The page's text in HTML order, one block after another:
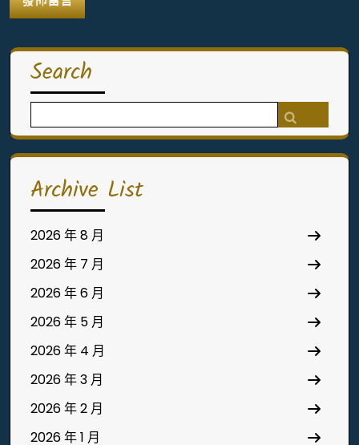
Search
for:
Archive List
2026 年 8 月
2026 年 7 月
2026 年 6 月
2026 年 5 月
2026 年 4 月
2026 年 3 月
2026 年 2 月
2026 年 1 月